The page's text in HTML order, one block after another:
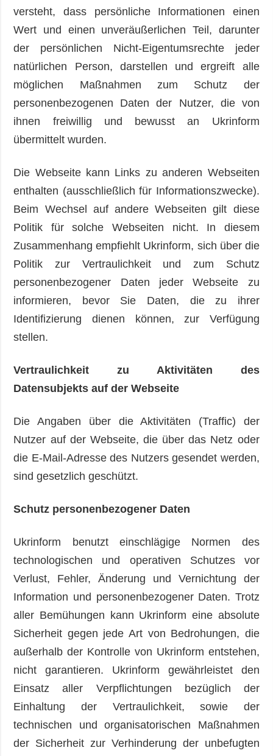
versteht, dass persönliche Informationen einen
Wert und einen unveräußerlichen Teil, darunter
der persönlichen Nicht-Eigentumsrechte jeder
natürlichen Person, darstellen und ergreift alle
möglichen Maßnahmen zum Schutz der
personenbezogenen Daten der Nutzer, die von
ihnen freiwillig und bewusst an Ukrinform
übermittelt wurden.
Die Webseite kann Links zu anderen Webseiten
enthalten (ausschließlich für Informationszwecke).
Beim Wechsel auf andere Webseiten gilt diese
Politik für solche Webseiten nicht. In diesem
Zusammenhang empfiehlt Ukrinform, sich über die
Politik zur Vertraulichkeit und zum Schutz
personenbezogener Daten jeder Webseite zu
informieren, bevor Sie Daten, die zu ihrer
Identifizierung dienen können, zur Verfügung
stellen.
Vertraulichkeit zu Aktivitäten des
Datensubjekts auf der Webseite
Die Angaben über die Aktivitäten (Traffic) der
Nutzer auf der Webseite, die über das Netz oder
die E-Mail-Adresse des Nutzers gesendet werden,
sind gesetzlich geschützt.
Schutz personenbezogener Daten
Ukrinform benutzt einschlägige Normen des
technologischen und operativen Schutzes vor
Verlust, Fehler, Änderung und Vernichtung der
Information und personenbezogener Daten. Trotz
aller Bemühungen kann Ukrinform eine absolute
Sicherheit gegen jede Art von Bedrohungen, die
außerhalb der Kontrolle von Ukrinform entstehen,
nicht garantieren. Ukrinform gewährleistet den
Einsatz aller Verpflichtungen bezüglich der
Einhaltung der Vertraulichkeit, sowie der
technischen und organisatorischen Maßnahmen
der Sicherheit zur Verhinderung der unbefugten